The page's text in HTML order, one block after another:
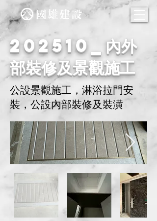
202510_內外
部裝修及景觀施工
公設景觀施工，淋浴拉門安
裝，公設內部裝修及裝潢